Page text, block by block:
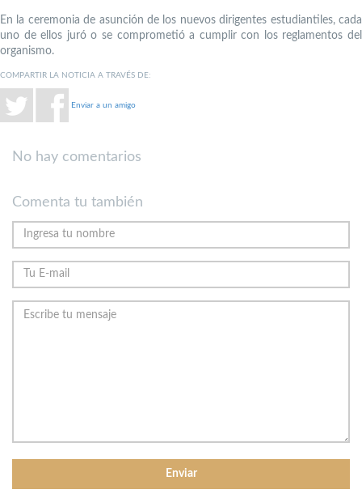
En la ceremonia de asunción de los nuevos dirigentes estudiantiles, cada
uno de ellos juró o se comprometió a cumplir con los reglamentos del
organismo.
COMPARTIR LA NOTICIA A TRAVÉS DE:
Enviar a un amigo
No hay comentarios
Comenta tu también